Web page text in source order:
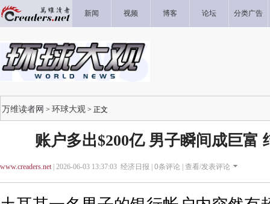
新闻 视频 博客 论坛 分类广告
万维读者网 > 环球大观 > 正文
账户多出$200亿 男子瞬间成巨富
www.creaders.net| 2026-06-03 13:37:03 经济日报 | 0条评论 | 查看/发表评论